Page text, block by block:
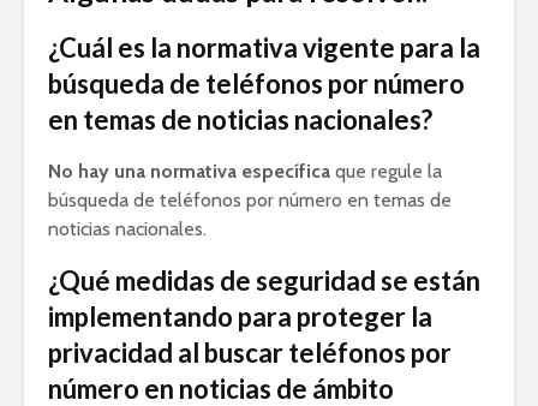
¿Cuál es la normativa vigente para la
búsqueda de teléfonos por número
en temas de noticias nacionales?
No hay una normativa específica que regule la
búsqueda de teléfonos por número en temas de
noticias nacionales.
¿Qué medidas de seguridad se están
implementando para proteger la
privacidad al buscar teléfonos por
número en noticias de ámbito